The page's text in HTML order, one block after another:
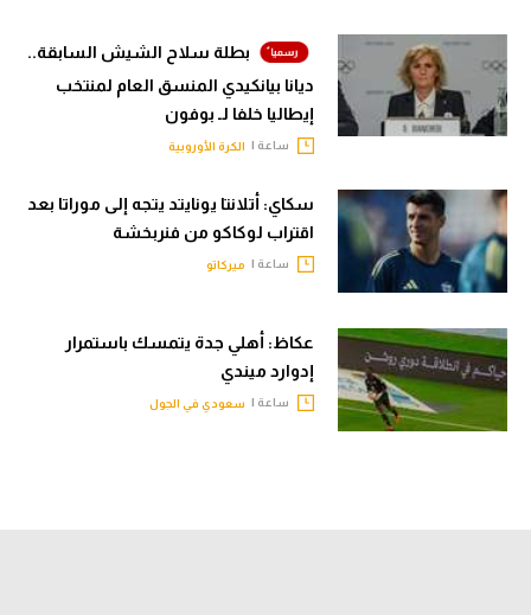
بطلة سلاح الشيش السابقة..
ديانا بيانكيدي المنسق العام لمنتخب
إيطاليا خلفا لـ بوفون
ساعة | الكرة الأوروبية
سكاي: أتلانتا يونايتد يتجه إلى موراتا بعد
اقتراب لوكاكو من فنربخشة
ساعة | ميركاتو
عكاظ: أهلي جدة يتمسك باستمرار
إدوارد ميندي
ساعة | سعودي في الجول